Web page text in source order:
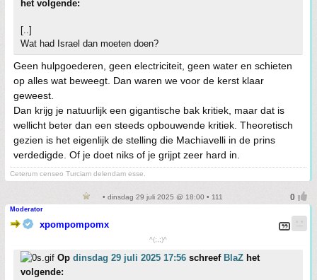
het volgende:
[..]
Wat had Israel dan moeten doen?
Geen hulpgoederen, geen electriciteit, geen water en schieten
op alles wat beweegt. Dan waren we voor de kerst klaar
geweest.
Dan krijg je natuurlijk een gigantische bak kritiek, maar dat is
wellicht beter dan een steeds opbouwende kritiek. Theoretisch
gezien is het eigenlijk de stelling die Machiavelli in de prins
verdedigde. Of je doet niks of je grijpt zeer hard in.
Ceterum censeo Turciam delendam esse.
• dinsdag 29 juli 2025 @ 18:00 • 111
Moderator
xpompompomx
^(;,;)^
Op dinsdag 29 juli 2025 17:56 schreef BlaZ het
volgende: